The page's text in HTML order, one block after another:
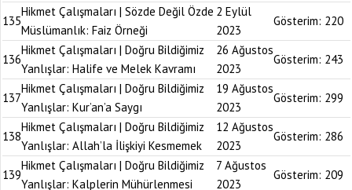
135
Hikmet Çalışmaları | Sözde Değil Özde
Müslümanlık: Faiz Örneği
2 Eylül
2023
Gösterim: 220
136
Hikmet Çalışmaları | Doğru Bildiğimiz
Yanlışlar: Halife ve Melek Kavramı
26 Ağustos
2023
Gösterim: 243
137
Hikmet Çalışmaları | Doğru Bildiğimiz
Yanlışlar: Kur’an’a Saygı
19 Ağustos
2023
Gösterim: 299
138
Hikmet Çalışmaları | Doğru Bildiğimiz
Yanlışlar: Allah’la İlişkiyi Kesmemek
12 Ağustos
2023
Gösterim: 286
139
Hikmet Çalışmaları | Doğru Bildiğimiz
Yanlışlar: Kalplerin Mühürlenmesi
7 Ağustos
2023
Gösterim: 209